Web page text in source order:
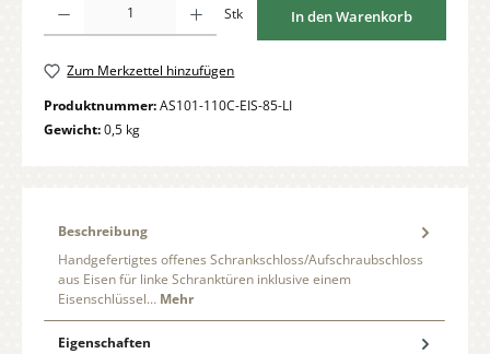
Stk In den Warenkorb
Zum Merkzettel hinzufügen
Produktnummer:AS101-110C-EIS-85-LI
Gewicht:0,5 kg
Beschreibung
Handgefertigtes offenes Schrankschloss/Aufschraubschloss
aus Eisen für linke Schranktüren inklusive einem
Eisenschlüssel… Mehr
Eigenschaften